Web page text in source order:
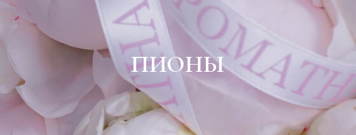
ПИОНЫ